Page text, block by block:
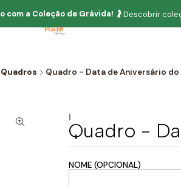
com a Coleção de Grávida! 🤰Descobrir
Quadros Quadro - Data de Aniversário do
|
Quadro -
NOME (OPCIONAL)